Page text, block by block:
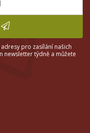
pro zasílání našich
newsletter týdně a můžete